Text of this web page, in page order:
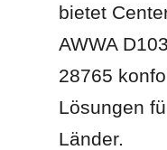
bietet
AWWA
28765
Lösungen
Länder.